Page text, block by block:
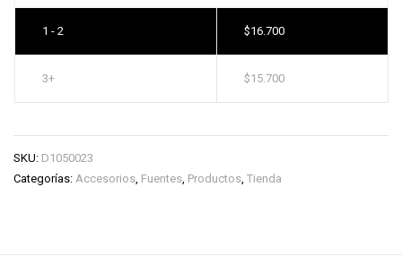
1 - 2 $16.700
3+ $15.700
SKU: D1050023
Categorías: Accesorios, Fuentes, Productos, Tienda